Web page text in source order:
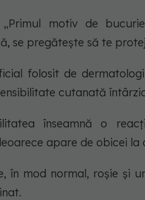
motiv de
se pregătește să te
folosit de
cutanată
înseamnă o
apare de obicei
în mod normal, roșie și